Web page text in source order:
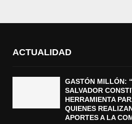
ACTUALIDAD
GASTÓN MILLÓN:
SALVADOR
HERRAMIENTA
QUIENES
APORTES A LA